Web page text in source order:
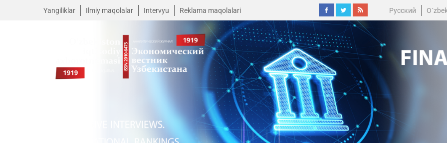
Yangiliklar Ilmiy maqolalar Intervyu Reklama maqolalari Русский